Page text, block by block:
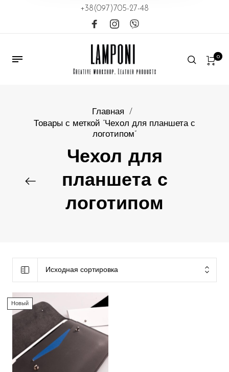
+38(097)705-27-48
0
Главная
/
Товары с меткой “Чехол для планшета с
логотипом”
Чехол для
планшета с
логотипом
Исходная сортировка
Новый